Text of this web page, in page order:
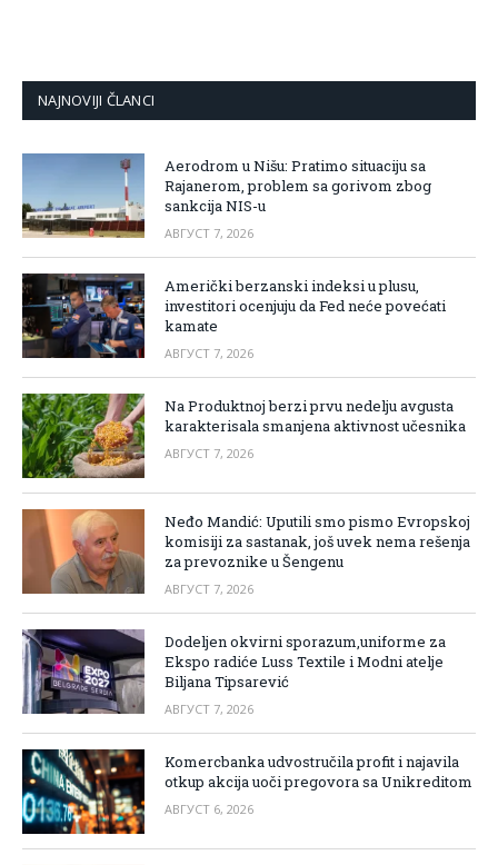
NAJNOVIJI ČLANCI
Aerodrom u Nišu: Pratimo situaciju sa
Rajanerom, problem sa gorivom zbog
sankcija NIS-u
АВГУСТ 7, 2026
Američki berzanski indeksi u plusu,
investitori ocenjuju da Fed neće povećati
kamate
АВГУСТ 7, 2026
Na Produktnoj berzi prvu nedelju avgusta
karakterisala smanjena aktivnost učesnika
АВГУСТ 7, 2026
Neđo Mandić: Uputili smo pismo Evropskoj
komisiji za sastanak, još uvek nema rešenja
za prevoznike u Šengenu
АВГУСТ 7, 2026
Dodeljen okvirni sporazum,uniforme za
Ekspo radiće Luss Textile i Modni atelje
Biljana Tipsarević
АВГУСТ 7, 2026
Komercbanka udvostručila profit i najavila
otkup akcija uoči pregovora sa Unikreditom
АВГУСТ 6, 2026